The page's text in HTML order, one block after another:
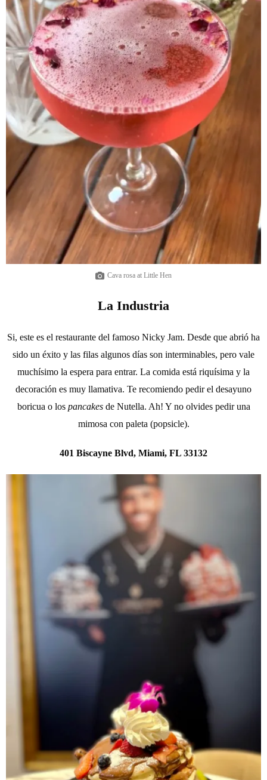
Cava rosa at Little Hen
La Industria
Si, este es el restaurante del famoso Nicky Jam. Desde que abrió ha
sido un éxito y las filas algunos días son interminables, pero vale
muchísimo la espera para entrar. La comida está riquísima y la
decoración es muy llamativa. Te recomiendo pedir el desayuno
boricua o los pancakesde Nutella. Ah! Y no olvides pedir una
mimosa con paleta (popsicle).
401 Biscayne Blvd, Miami, FL 33132